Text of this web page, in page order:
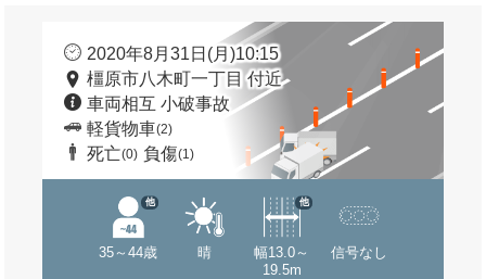
2020年8月31日(月)10:15
橿原市八木町一丁目 付近
車両相互 小破事故
軽貨物車(2)
死亡(0) 負傷(1)
35～44歳
他
晴
幅13.0～
19.5m
他
信号なし